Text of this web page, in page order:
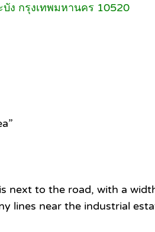
ง กรุงเทพมหานคร 10520
next to the road, with a
lines near the industrial